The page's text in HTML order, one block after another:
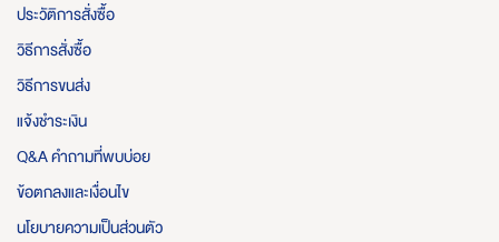
ประวัติการสั่งซื้อ
วิธีการสั่งซื้อ
วิธีการขนส่ง
แจ้งชำระเงิน
Q&A คำถามที่พบบ่อย
ข้อตกลงและเงื่อนไข
นโยบายความเป็นส่วนตัว